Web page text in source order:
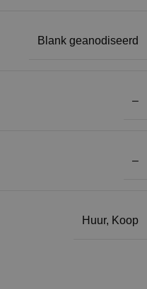
Blank geanodiseerd
–
–
Huur, Koop